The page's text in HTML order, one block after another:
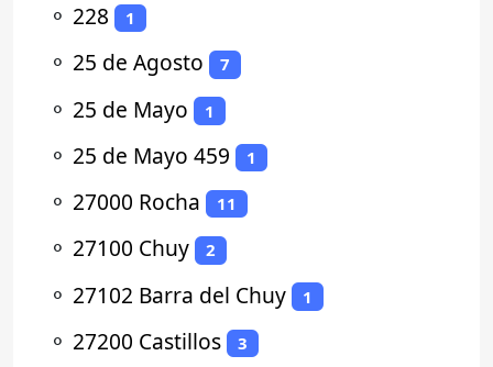
⚬ 228 1
⚬ 25 de Agosto 7
⚬ 25 de Mayo 1
⚬ 25 de Mayo 459 1
⚬ 27000 Rocha 11
⚬ 27100 Chuy 2
⚬ 27102 Barra del Chuy 1
⚬ 27200 Castillos 3